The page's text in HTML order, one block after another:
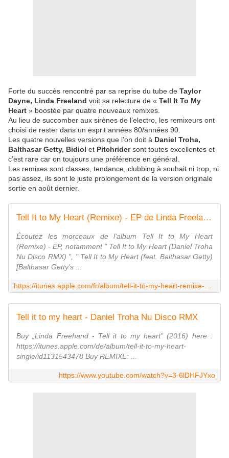
Forte du succès rencontré par sa reprise du tube de Taylor
Dayne, Linda Freeland voit sa relecture de « Tell It To My
Heart » boostée par quatre nouveaux remixes.
Au lieu de succomber aux sirènes de l’electro, les remixeurs ont
choisi de rester dans un esprit années 80/années 90.
Les quatre nouvelles versions que l’on doit à Daniel Troha,
Balthasar Getty, Bidiol et Pitchridersont toutes excellentes et
c’est rare car on toujours une préférence en général.
Les remixes sont classes, tendance, clubbing à souhait ni trop, ni
pas assez, ils sont le juste prolongement de la version originale
sortie en août dernier.
Tell It to My Heart (Remixe) - EP de Linda Freeland sur Apple Music
Écoutez les morceaux de l'album Tell It to My Heart
(Remixe) - EP, notamment " Tell It to My Heart (Daniel Troha
Nu Disco RMX) ", " Tell It to My Heart (feat. Balthasar Getty)
[Balthasar Getty's ...
Tell it to my heart - Daniel Troha Nu Disco RMX
Buy „Linda Freehand - Tell it to my heart" (2016) here :
https://itunes.apple.com/de/album/tell-it-to-my-heart-
single/id1131543478 Buy REMIXE: ...
https://www.youtube.com/watch?v=3-6lDHFJYxo